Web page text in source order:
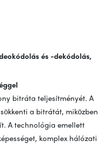
és -dekódolás,
bitráta teljesítményét. A
a bitrátát, miközben
A technológia emellett
komplex hálózati